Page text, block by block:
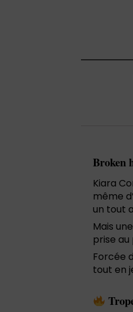
Broken
Kiara
même
un tout
Mais
prise
Forcée
tout en